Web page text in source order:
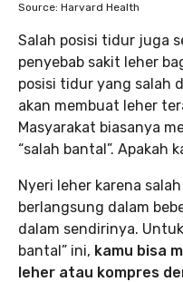
Source: Harvard Health
Salah posisi tidur juga
penyebab sakit leher
posisi tidur yang salah
akan membuat leher
Masyarakat biasanya
“salah bantal”. Apakah
Nyeri leher karena
berlangsung dalam
dalam sendirinya.
bantal” ini, kamu bisa
leher atau kompres